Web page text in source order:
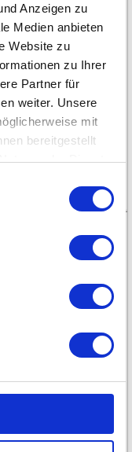
Anzeigen zu
Medien anbieten
Website zu
zu Ihrer
Partner für
weiter. Unsere
mit
bereitgestellt
der Dienste
mit unseren Memo
Spiel Buchstaben
spielerisch das ABC.